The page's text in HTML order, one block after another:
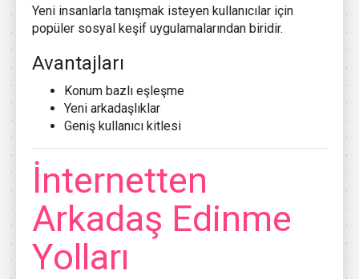
Yeni insanlarla tanışmak isteyen kullanıcılar için
popüler sosyal keşif uygulamalarından biridir.
Avantajları
Konum bazlı eşleşme
Yeni arkadaşlıklar
Geniş kullanıcı kitlesi
İnternetten
Arkadaş Edinme
Yolları